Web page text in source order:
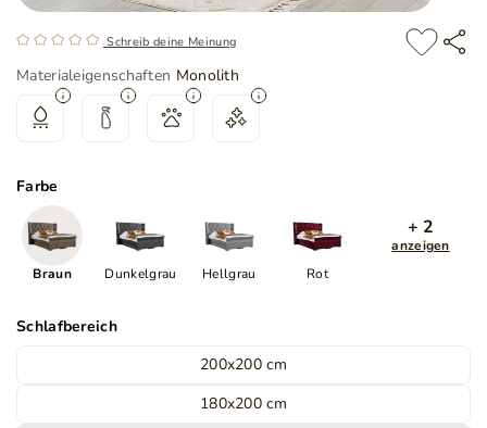
Schreib deine Meinung
Materialeigenschaften Monolith
Farbe
Braun Dunkelgrau Hellgrau Rot
+ 2
anzeigen
Schlafbereich
200x200 cm
180x200 cm